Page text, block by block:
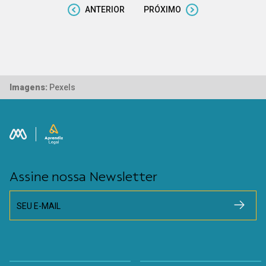
ANTERIOR PRÓXIMO
Imagens: Pexels
Assine nossa Newsletter
SEU E-MAIL